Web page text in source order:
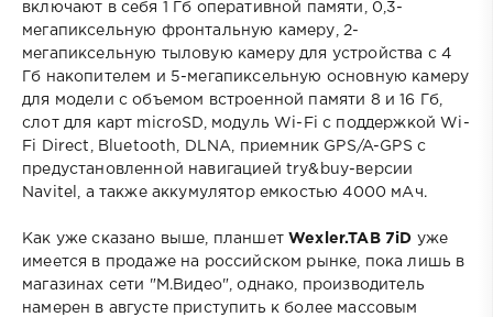
включают в себя 1 Гб оперативной памяти, 0,3-
мегапиксельную фронтальную камеру, 2-
мегапиксельную тыловую камеру для устройства с 4
Гб накопителем и 5-мегапиксельную основную камеру
для модели с объемом встроенной памяти 8 и 16 Гб,
слот для карт microSD, модуль Wi-Fi с поддержкой Wi-
Fi Direct, Bluetooth, DLNA, приемник GPS/A-GPS с
предустановленной навигацией try&buy-версии
Navitel, а также аккумулятор емкостью 4000 мАч.
Как уже сказано выше, планшет Wexler.TAB 7iD уже
имеется в продаже на российском рынке, пока лишь в
магазинах сети "М.Видео", однако, производитель
намерен в августе приступить к более массовым